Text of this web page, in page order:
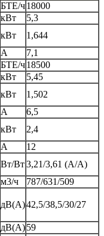
БТЕ/ч18000
кВт
5,3
кВт
1,644
A 7,1
БТЕ/ч18500
кВт
5,45
кВт
1,502
A
6,5
кВт
2,4
A
12
Вт/Вт3,21/3,61 (A/A)
м3/ч 787/631/509
дВ(А)42,5/38,5/30/27
дВ(А)59